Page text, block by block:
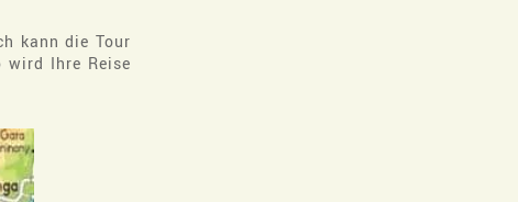
kann die Tour
wird Ihre Reise